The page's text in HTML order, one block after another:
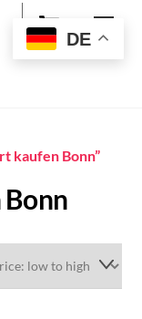
Cart
kaufen Bonn”
Bonn
DE